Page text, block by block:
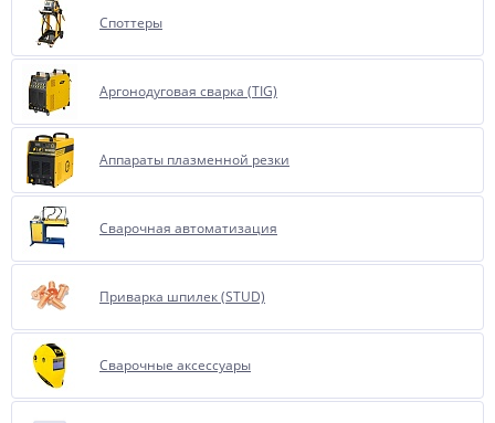
Споттеры
Аргонодуговая сварка (TIG)
Аппараты плазменной резки
Сварочная автоматизация
Приварка шпилек (STUD)
Сварочные аксессуары